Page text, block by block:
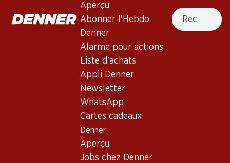
Aperçu
Abonner l'Hebdo
Denner
Alarme pour actions
Liste d'achats
Appli Denner
Newsletter
WhatsApp
Cartes cadeaux
Denner
Aperçu
Jobs chez Denner
Recherche
Robe grenat foncé. Nez délicat de baies noires mûres, avec
des notes de vanille. Bouche moyennement pleine, aux
tanins mûrs. Finale persistante. 14.5% Vol